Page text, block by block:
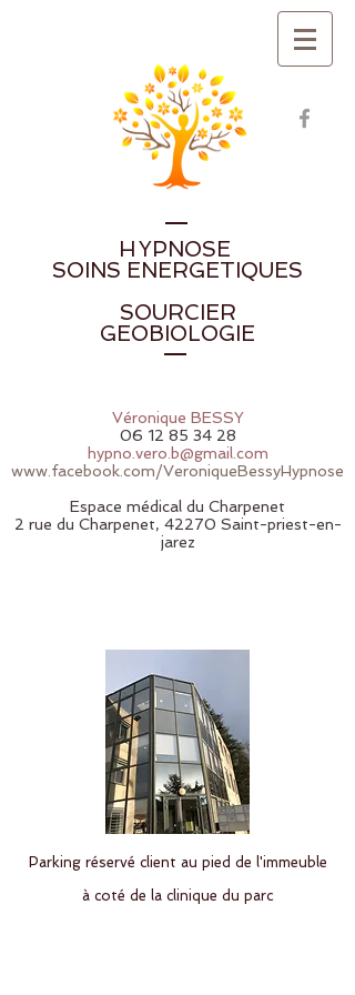
HYPNOSE
SOINS ENERGETIQUES
SOURCIER
GEOBIOLOGIE
Véronique BESSY
06 12 85 34 28
hypno.vero.b@gmail.com
www.facebook.com/VeroniqueBessyHypnose
Espace médical du Charpenet
2 rue du Charpenet, 42270 Saint-priest-en-
jarez
Parking réservé client au pied de l'immeuble
à coté de la clinique du parc